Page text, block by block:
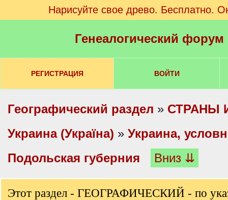
Нарисуйте свое древо. Бесплатно.
Генеалогический
РЕГИСТРАЦИЯ ВОЙТИ
Географический раздел » СТРАНЫ
Украина (Україна) » Украина,
Подольская губерния
Вниз ⇊
Этот раздел - ГЕОГРАФИЧЕСКИЙ - по